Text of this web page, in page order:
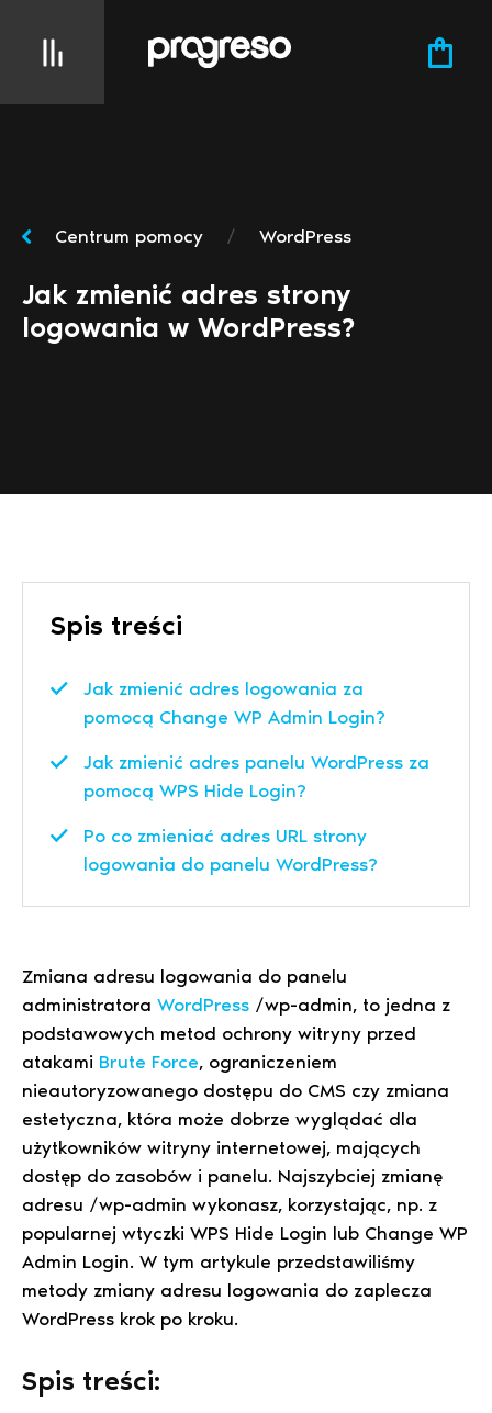
Centrum pomocy / WordPress
Jak zmienić adres strony
logowania w WordPress?
Spis treści
Jak zmienić adres logowania za
pomocą Change WP Admin Login?
Jak zmienić adres panelu WordPress za
pomocą WPS Hide Login?
⁣Po co zmieniać adres URL strony
logowania do panelu WordPress?
Zmiana adresu logowania do panelu
administratora WordPress /wp-admin, to jedna z
podstawowych metod ochrony witryny przed
atakami Brute Force, ograniczeniem
nieautoryzowanego dostępu do CMS czy zmiana
estetyczna, która może dobrze wyglądać dla
użytkowników witryny internetowej, mających
dostęp do zasobów i panelu. Najszybciej zmianę
adresu /wp-admin wykonasz, korzystając, np. z
popularnej wtyczki WPS Hide Login lub Change WP
Admin Login. W tym artykule przedstawiliśmy
metody zmiany adresu logowania do zaplecza
WordPress krok po kroku.
Spis treści: